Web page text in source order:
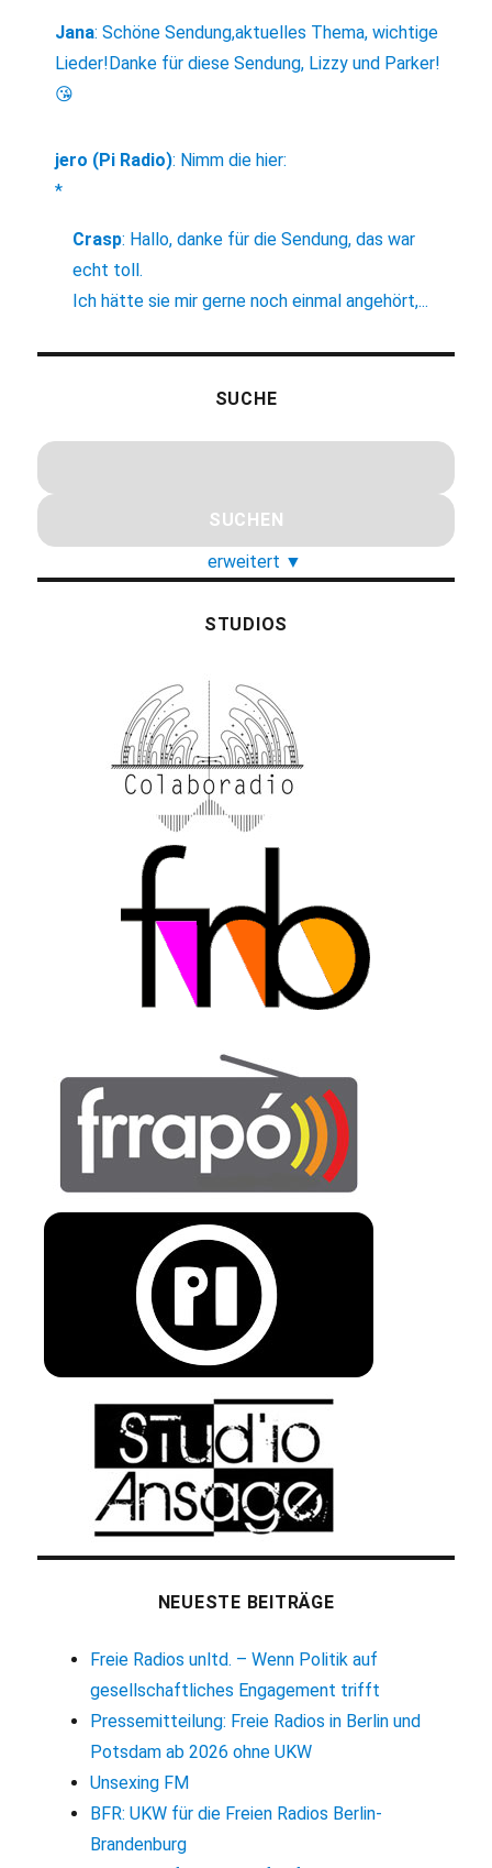
Jana:Schöne Sendung,aktuelles Thema, wichtige
Lieder!Danke für diese Sendung, Lizzy und Parker!
😘
jero (Pi Radio): Nimm die hier:
*
Crasp: Hallo, danke für die Sendung, das war
echt toll.
Ich hätte sie mir gerne noch einmal angehört,...
SUCHE
erweitert ▼
STUDIOS
NEUESTE BEITRÄGE
Freie Radios unltd. – Wenn Politik auf
gesellschaftliches Engagement trifft
Pressemitteilung: Freie Radios in Berlin und
Potsdam ab 2026 ohne UKW
Unsexing FM
BFR: UKW für die Freien Radios Berlin-
Brandenburg